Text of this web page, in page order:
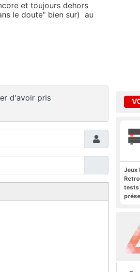
et toujours dehors
le doute" bien sur) au
d'avoir pris
Jeux
tests